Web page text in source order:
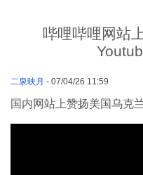
哔哩哔哩网站
二泉映月 - 07/04/26 11:59
国内网站上赞扬美国乌克